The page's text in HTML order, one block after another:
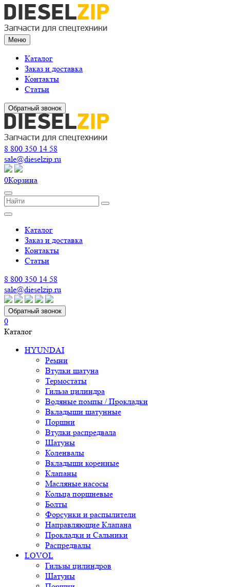
Меню
Каталог
Заказ и доставка
Контакты
Статьи
Обратный звонок
8 800 350 14 58
sale@dieselzip.ru
0Корзина
Каталог
Заказ и доставка
Контакты
Статьи
8 800 350 14 58
sale@dieselzip.ru
Обратный звонок
0
Каталог
HYUNDAI
Ремни
Втулки шатуна
Термостаты
Гильза цилиндра
Водяные помпы / Прокладки
Вкладыши шатунные
Поршни
Втулки распредвала
Шатуны
Коленвалы
Вкладыши коренные
Клапаны
Масляные насосы
Кольца поршневые
Болты
Форсунки и распылители
Направляющие Клапана
Прокладки и Сальники
Распредвалы
LOVOL
Гильзы цилиндров
Шатуны